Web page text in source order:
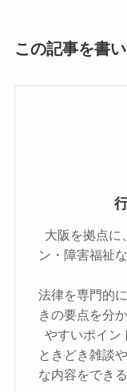
この記事を書
大阪を拠点に
ン・障害福祉
法律を専門的
きの要点を分
やすいポイン
ときどき雑談
な内容をでき